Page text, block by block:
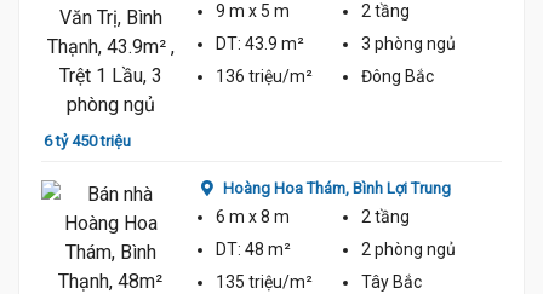
6 tỷ 450 triệu
9 m x 5 m
2 tầng
DT: 43.9 m² 3 phòng ngủ
136 triệu/m²
Đông Bắc
Hoàng Hoa Thám, Bình Lợi Trung
6 m x 8 m
2 tầng
DT: 48 m² 2 phòng ngủ
135 triệu/m²
Tây Bắc